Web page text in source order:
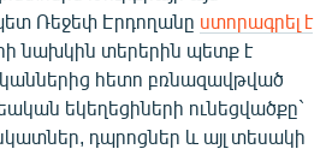
Ռեջեփ Էրդողանը ստորագրել է
նախկին տերերին պետք է
հետո բռնազավթված
եկեղեցիների ունեցվածքը`
դպրոցներ և այլ տեսակի